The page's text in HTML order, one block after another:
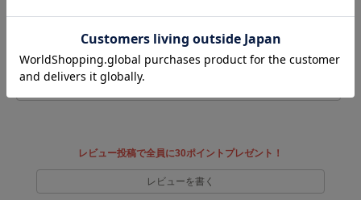
Henon.
HUNTER
ハンター
キーン
オレンジカラーも派手すぎないため、夏のスタイリングに映える大人っぽいカラー
リングです。
レビュー投稿で全員に30ポイントプレゼント！
レビューを書く